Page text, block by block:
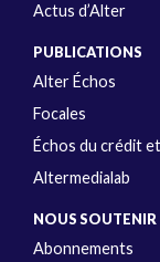
Actus d’Alter
PUBLICATIONS
Alter Échos
Focales
Échos du crédit
Altermedialab
NOUS SOUTENIR
Abonnements